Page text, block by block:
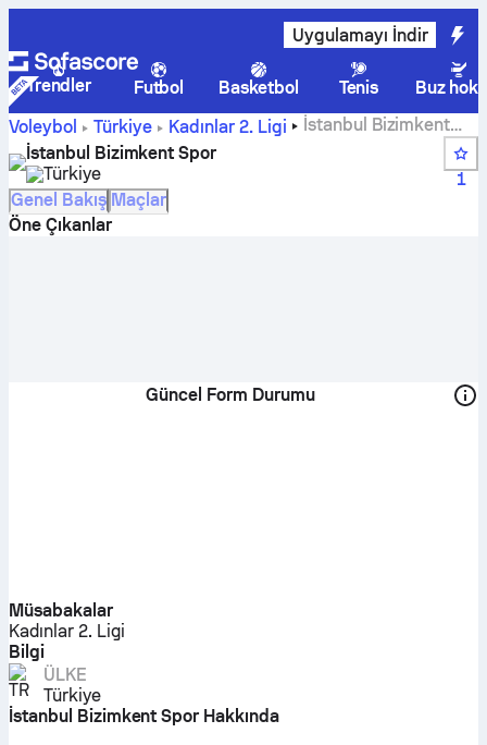
Uygulamayı İndir
Trendler Futbol Basketbol Tenis
Buz
Voleybol
Türkiye Kadınlar 2. Ligi
İstanbul Bizimkent
Spor canlı skoru, takvimi, maçları ve puan durumu
İstanbul Bizimkent Spor
Türkiye
1
Genel Bakış Maçlar
Öne Çıkanlar
Güncel Form Durumu
Müsabakalar
Kadınlar 2. Ligi
Bilgi
ÜLKE
Türkiye
İstanbul Bizimkent Spor Hakkında